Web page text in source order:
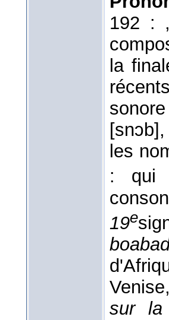
192 :
la
[snɔb],
les
: qui
19e
sur la